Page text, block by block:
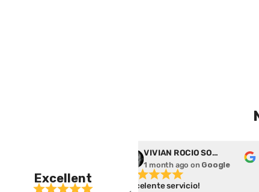
Excellent
un excelente
VIVIAN ROCIO SOTO DURAN
1 month ago on Google
Excelente servicio!